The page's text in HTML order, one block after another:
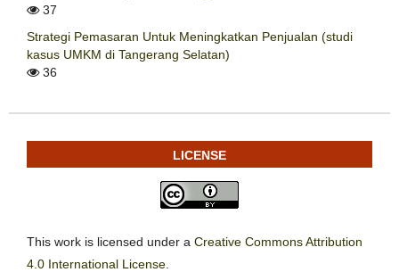
37
Strategi Pemasaran Untuk Meningkatkan Penjualan (studi
kasus UMKM di Tangerang Selatan)
36
LICENSE
This work is licensed under a Creative Commons Attribution
4.0 International License